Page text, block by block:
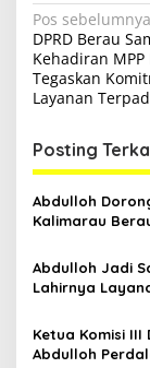
N
a
v
i
g
a
s
i
p
o
s
Pos sebelumnya
DPRD Berau
Kehadiran
Tegaskan
Layanan
Posting
Abdulloh
Kalimarau
Internasional
Abdulloh Jadi
Lahirnya
Jawaban
Rakyat
Ketua Komisi III
Abdulloh